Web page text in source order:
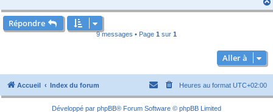
Répondre
9 messages • Page 1 sur 1
Aller à
Accueil Index du forum Heures au format UTC+02:00
Développé par phpBB® Forum Software © phpBB Limited